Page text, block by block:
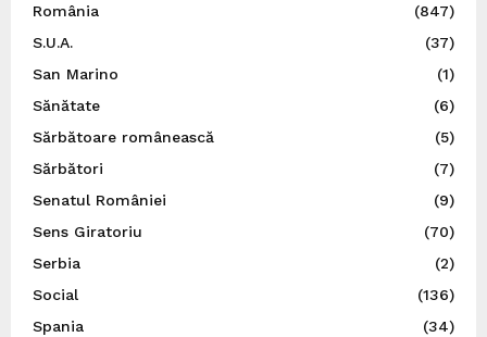
România
(847)
S.U.A.
(37)
San Marino
(1)
Sănătate
(6)
Sărbătoare românească
(5)
Sărbători
(7)
Senatul României
(9)
Sens Giratoriu
(70)
Serbia
(2)
Social
(136)
Spania
(34)